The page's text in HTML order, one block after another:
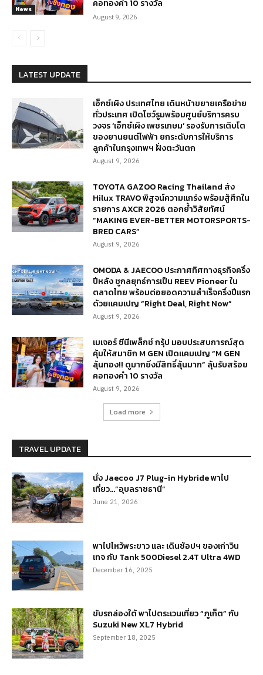
News
คอทองคำ 10 รางวัล
August 9, 2026
LATEST UPDATE
เอ็กซ์เผิง ประเทศไทย เดินหน้าขยายเครือข่าย
ทั่วประเทศ เปิดโชว์รูมพร้อมศูนย์บริการครบ
วงจร ‘เอ็กซ์เผิง เพชรเกษม’ รองรับการเติบโต
ของยานยนต์ไฟฟ้า ยกระดับการให้บริการ
ลูกค้าในกรุงเทพฯ ฝั่งตะวันตก
August 9, 2026
TOYOTA GAZOO Racing Thailand ส่ง
Hilux TRAVO พิสูจน์ความแกร่ง พร้อมสู้ศึกใน
รายการ AXCR 2026 ตอกย้ำวิสัยทัศน์
“MAKING EVER-BETTER MOTORSPORTS-
BRED CARS”
August 9, 2026
OMODA & JAECOO ประกาศทิศทางธุรกิจครึ่ง
ปีหลัง ชูกลยุทธ์การเป็น REEV Pioneer ใน
ตลาดไทย พร้อมต่อยอดความสำเร็จครึ่งปีแรก
ด้วยแคมเปญ “Right Deal, Right Now”
August 9, 2026
เมเจอร์ ซีนีเพล็กซ์ กรุ้ป มอบประสบการณ์สุด
คุ้มให้สมาชิก M GEN เปิดแคมเปญ “M GEN
ลุ้นทอง!! ดูมากยิ่งมีสิทธิ์ลุ้นมาก” ลุ้นรับสร้อย
คอทองคำ 10 รางวัล
August 9, 2026
Load more
TRAVEL UPDATE
นั่ง Jaecoo J7 Plug-in Hybride พาไป
เที่ยว…”อุบลราชธานี”
June 21, 2026
พาไปไหว้พระขาว และ เดินช้อปฯ ของเก่าวิน
เทจ กับ Tank 500Diesel 2.4T Ultra 4WD
December 16, 2025
ขับรถล่องใต้ พาไปตระเวนเที่ยว “ภูเก็ต” กับ
Suzuki New XL7 Hybrid
September 18, 2025